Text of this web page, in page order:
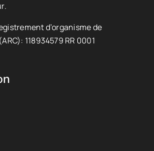
d’organisme de
118934579 RR 0001